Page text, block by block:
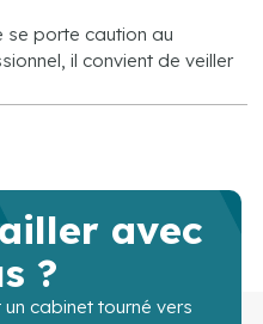
se porte caution au
il convient de veiller
avec
?
cabinet tourné vers